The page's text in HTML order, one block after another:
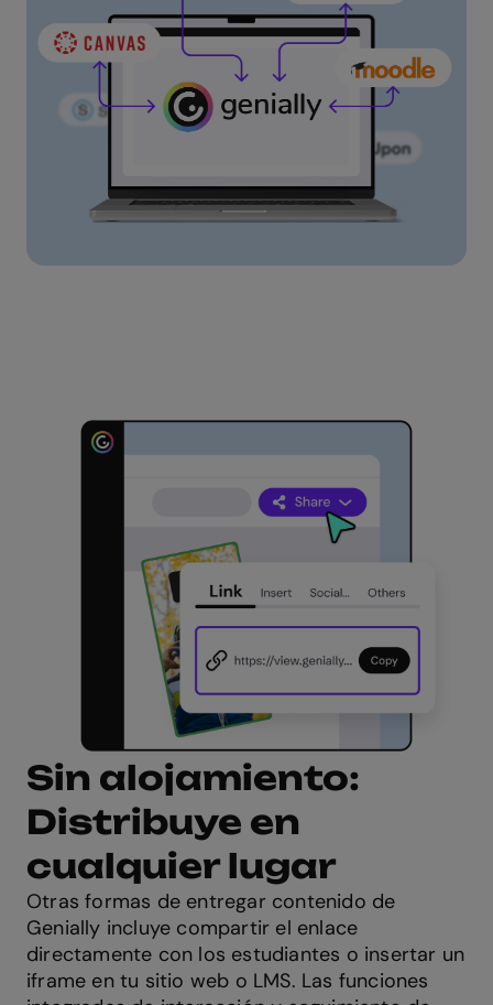
Sin alojamiento:
Distribuye en
cualquier lugar
Otras formas de entregar contenido de
Genially incluye compartir el enlace
directamente con los estudiantes o insertar un
iframe en tu sitio web o LMS. Las funciones